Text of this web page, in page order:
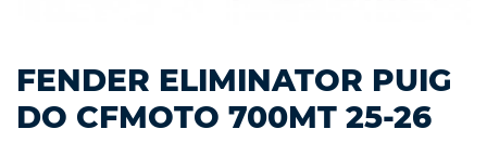
FENDER ELIMINATOR PUIG
DO CFMOTO 700MT 25-26